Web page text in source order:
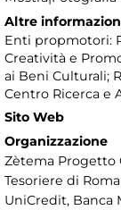
Altre
Enti propmotori:
Creatività e
ai Beni Culturali;
Centro Ricerca e
Sito Web
Organizzazione
Zètema Progetto
Tesoriere di
UniCredit, Banca